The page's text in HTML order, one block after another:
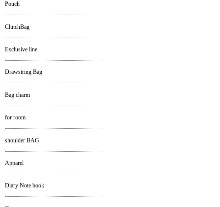
Pouch
ClutchBag
Exclusive line
Drawstring Bag
Bag charm
for room
shoulder BAG
Apparel
Diary Note book